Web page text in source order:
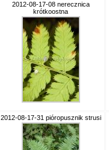
2012-08-17-08 nerecznica
krótkoostna
2012-08-17-31 pióropusznik strusi